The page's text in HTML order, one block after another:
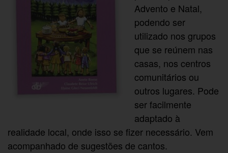
Advento e Natal,
podendo ser
utilizado nos grupos
que se reúnem nas
casas, nos centros
comunitários ou
outros lugares. Pode
ser facilmente
adaptado à
realidade local, onde isso se fizer necessário. Vem
acompanhado de sugestões de cantos.